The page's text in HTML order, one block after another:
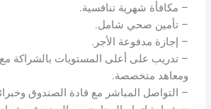
– مكافأة شهرية تنافسية.
– تأمين صحي شامل.
– إجازة مدفوعة الأجر.
– تدريب على أعلى المستويات بالشراكة
ومعاهد متخصصة.
– التواصل المباشر مع قادة الصندوق